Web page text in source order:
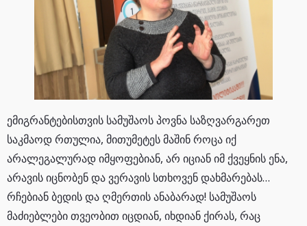
ემიგრანტებისთვის სამუშაოს პოვნა საზღვარგარეთ
საკმაოდ რთულია, მითუმეტეს მაშინ როცა იქ
არალეგალურად იმყოფებიან, არ იციან იმ ქვეყნის ენა,
არავის იცნობენ და ვერავის სთხოვენ დახმარებას…
რჩებიან ბედის და ღმერთის ანაბარად! სამუშაოს
მაძიებლები თვეობით იცდიან, იხდიან ქირას, რაც